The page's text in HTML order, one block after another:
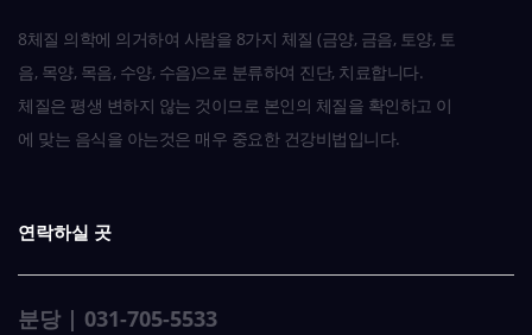
8체질 의학에 의거하여 사람을 8가지 체질 (금양, 금음, 토양, 토
음, 목양, 목음, 수양, 수음)으로 분류하여 진단, 치료합니다.
체질은 평생 변하지 않는 것이므로 본인의 체질을 확인하고 이
에 맞는 음식을 아는것은 매우 중요한 건강비법입니다.
연락하실 곳
분당 | 031-705-5533